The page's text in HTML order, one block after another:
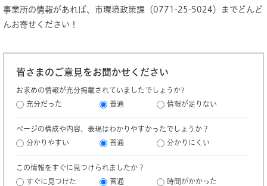
事業所の情報があれば、市環境政策課（0771-25-5024）までどんど
んお寄せください！
皆さまのご意見をお聞かせください
お求めの情報が充分掲載されていましたでしょうか?
充分だった
普通 情報が足りない
ページの構成や内容、表現はわかりやすかったでしょうか？
分かりやすい
普通 分かりにくい
この情報をすぐに見つけられましたか？
すぐに見つけた
普通 時間がかかった